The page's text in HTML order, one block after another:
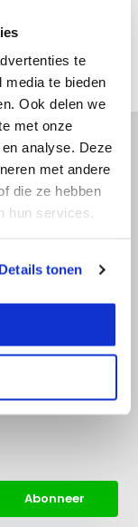
te
te bieden
Ook delen we
met onze
analyse. Deze
met andere
die ze hebben
hun services.
Details tonen
Wij zijn
Abonneer